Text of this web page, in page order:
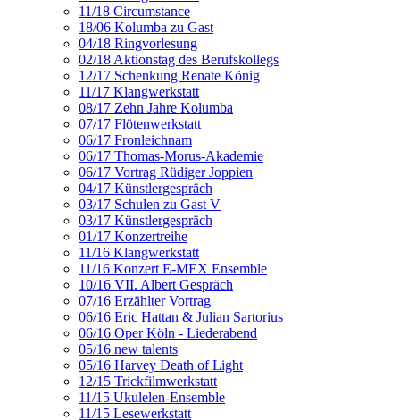
11/18 Circumstance
18/06 Kolumba zu Gast
04/18 Ringvorlesung
02/18 Aktionstag des Berufskollegs
12/17 Schenkung Renate König
11/17 Klangwerkstatt
08/17 Zehn Jahre Kolumba
07/17 Flötenwerkstatt
06/17 Fronleichnam
06/17 Thomas-Morus-Akademie
06/17 Vortrag Rüdiger Joppien
04/17 Künstlergespräch
03/17 Schulen zu Gast V
03/17 Künstlergespräch
01/17 Konzertreihe
11/16 Klangwerkstatt
11/16 Konzert E-MEX Ensemble
10/16 VII. Albert Gespräch
07/16 Erzählter Vortrag
06/16 Eric Hattan & Julian Sartorius
06/16 Oper Köln - Liederabend
05/16 new talents
05/16 Harvey Death of Light
12/15 Trickfilmwerkstatt
11/15 Ukulelen-Ensemble
11/15 Lesewerkstatt